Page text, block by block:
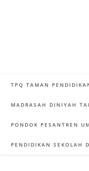
TPQ TAMAN
MADRASAH DINIYAH
PONDOK PESANTREN
PENDIDIKAN SEKOLAH